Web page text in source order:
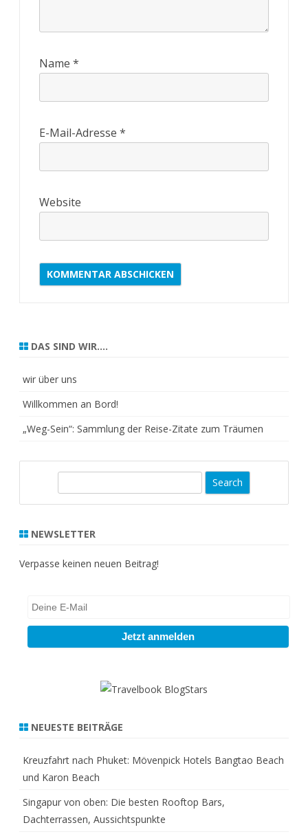
Name *
E-Mail-Adresse *
Website
DAS SIND WIR….
wir über uns
Willkommen an Bord!
„Weg-Sein“: Sammlung der Reise-Zitate zum Träumen
r
h
NEWSLETTER
Verpasse keinen neuen Beitrag!
NEUESTE BEITRÄGE
Kreuzfahrt nach Phuket: Mövenpick Hotels Bangtao Beach
und Karon Beach
Singapur von oben: Die besten Rooftop Bars,
Dachterrassen, Aussichtspunkte